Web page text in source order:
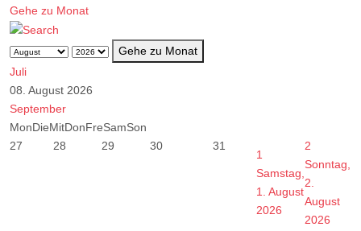
Gehe zu Monat
Gehe zu Monat
Juli
08. August 2026
September
MonDieMitDonFreSamSon
27
28 29 30 31
1
Samstag,
1. August
2026
2
Sonntag,
2.
August
2026